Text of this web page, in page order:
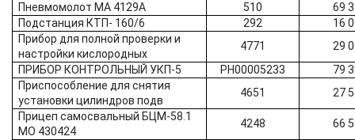
Пневмомолот МА 4129А
510
69
Подстанция КТП- 160/6
292
16
Прибор для полной проверки и
настройки кислородных
4771
29
ПРИБОР КОНТРОЛЬНЫЙ УКП-5
РН00005233
79
Приспособление для снятия
установки цилиндров подв
4651
27
Прицеп cамосвальный БЦМ-58.1
МО 430424
4248
66